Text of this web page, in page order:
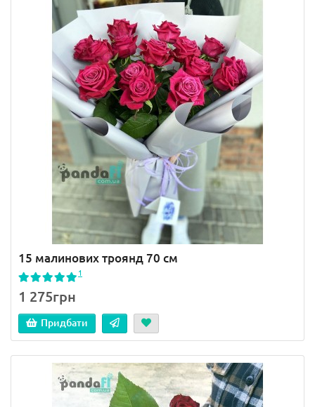
15 малинових троянд 70 см
1
1 275грн
Придбати